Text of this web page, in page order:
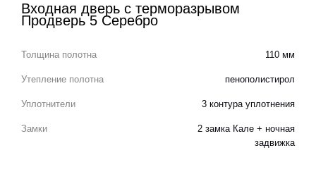
Входная дверь с терморазрывом
Продверь 5 Серебро
Толщина полотна 110 мм
Утепление полотна пенополистирол
Уплотнители 3 контура уплотнения
Замки
2 замка Кале + ночная
задвижка